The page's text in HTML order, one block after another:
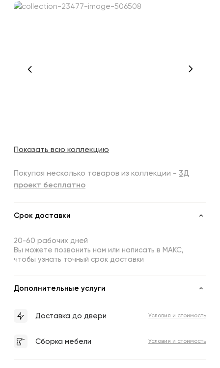
Показать всю коллекцию
Покупая несколько товаров из коллекции - 3Д
проект бесплатно
Срок доставки
20-60 рабочих дней
Вы можете позвонить нам или написать в МАКС,
чтобы узнать точный срок доставки
Дополнительные услуги
Доставка до двери Условия и стоимость
Сборка мебели Условия и стоимость